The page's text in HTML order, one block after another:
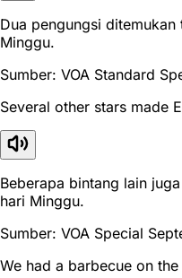
Dua pengungsi
Minggu.
Sumber: VOA Standard
Several other stars made
Beberapa bintang lain
hari Minggu.
Sumber: VOA Special
We had a barbecue on